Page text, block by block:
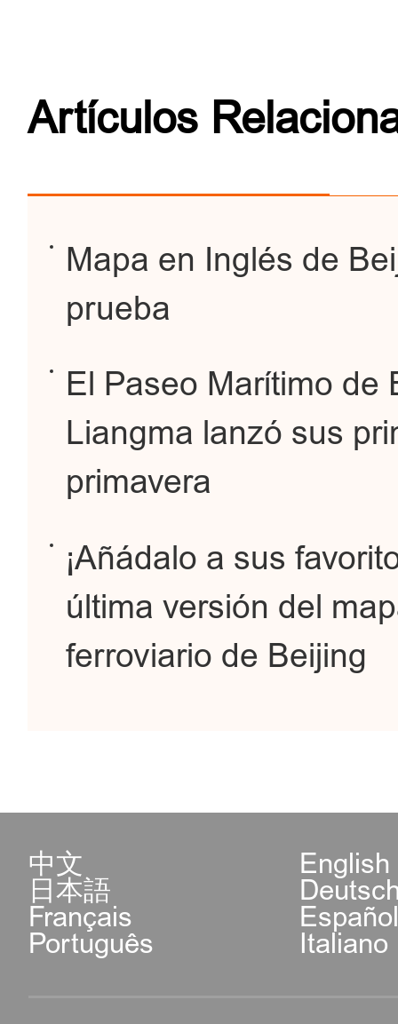
Artículos
Mapa en Inglés de
prueba
El Paseo Marítimo de
Liangma lanzó sus
primavera
¡Añádalo a sus
última versión del
ferroviario de Beijing
中文 English
日本語
Français
Português Italiano